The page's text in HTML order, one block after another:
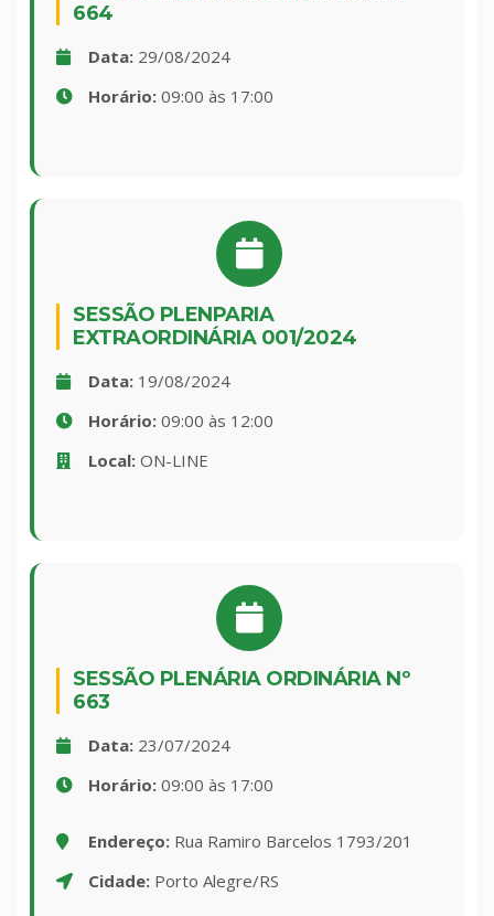
664
Data: 29/08/2024
Horário: 09:00 às 17:00
SESSÃO PLENPARIA
EXTRAORDINÁRIA 001/2024
Data: 19/08/2024
Horário: 09:00 às 12:00
Local: ON-LINE
SESSÃO PLENÁRIA ORDINÁRIA Nº
663
Data: 23/07/2024
Horário: 09:00 às 17:00
Endereço: Rua Ramiro Barcelos 1793/201
Cidade: Porto Alegre/RS